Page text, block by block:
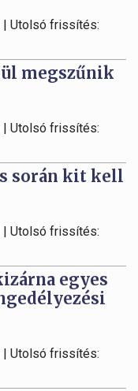
| Utolsó frissítés:
megszűnik
| Utolsó frissítés:
során kit kell
| Utolsó frissítés:
egyes
| Utolsó frissítés: